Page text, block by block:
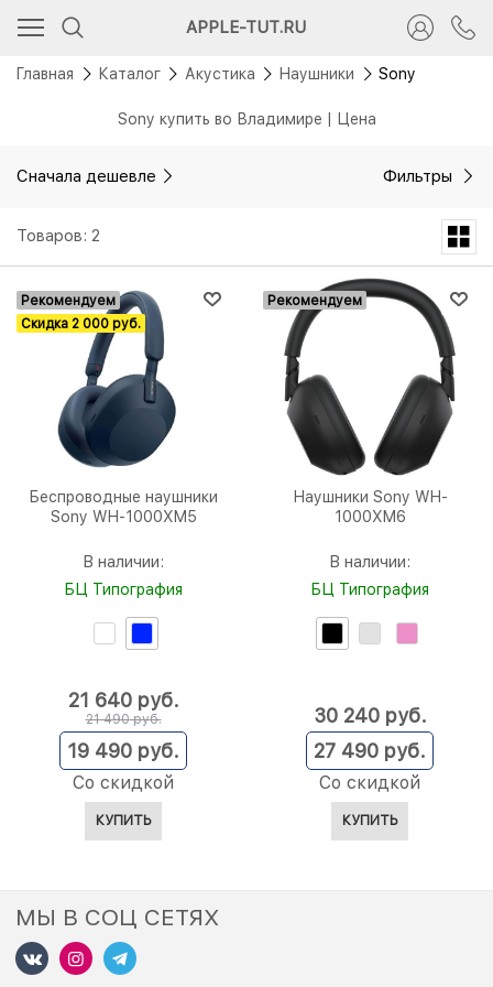
APPLE-TUT.RU
Главная Каталог Акустика Наушники Sony
Sony купить во Владимире | Цена
Сначала дешевле Фильтры
Товаров: 2
Рекомендуем
Скидка 2 000 руб.
Беспроводные наушники
Sony WH-1000XM5
В наличии:
БЦ Типография
21 490 руб.
19 490 руб.
Со скидкой
21 640 руб.
КУПИТЬ
Рекомендуем
Наушники Sony WH-
1000XM6
В наличии:
БЦ Типография
27 490 руб.
Со скидкой
30 240 руб.
КУПИТЬ
МЫ В СОЦ СЕТЯХ